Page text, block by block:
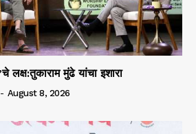
लक्ष:तुकाराम मुंढे यांचा इशारा
- August 8, 2026